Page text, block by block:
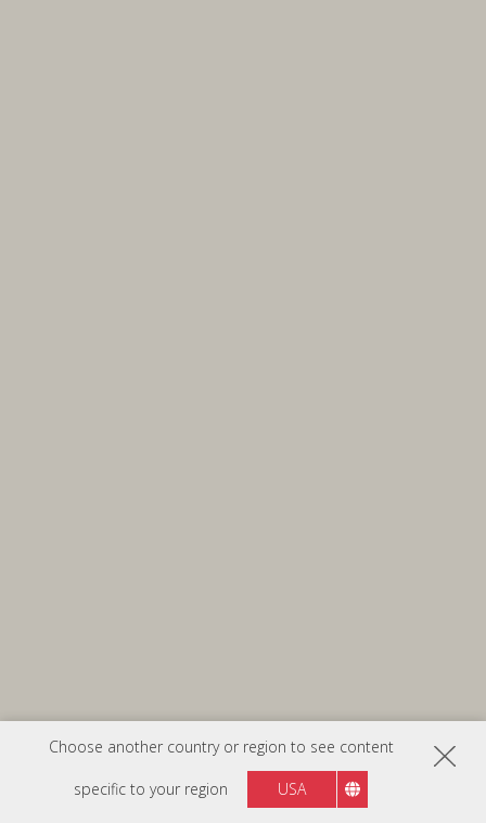
Choose another country or region to see content
specific to your region USA